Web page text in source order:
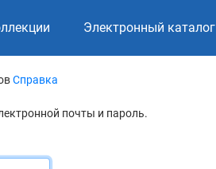
Электронный каталог
Справка
почты и пароль.